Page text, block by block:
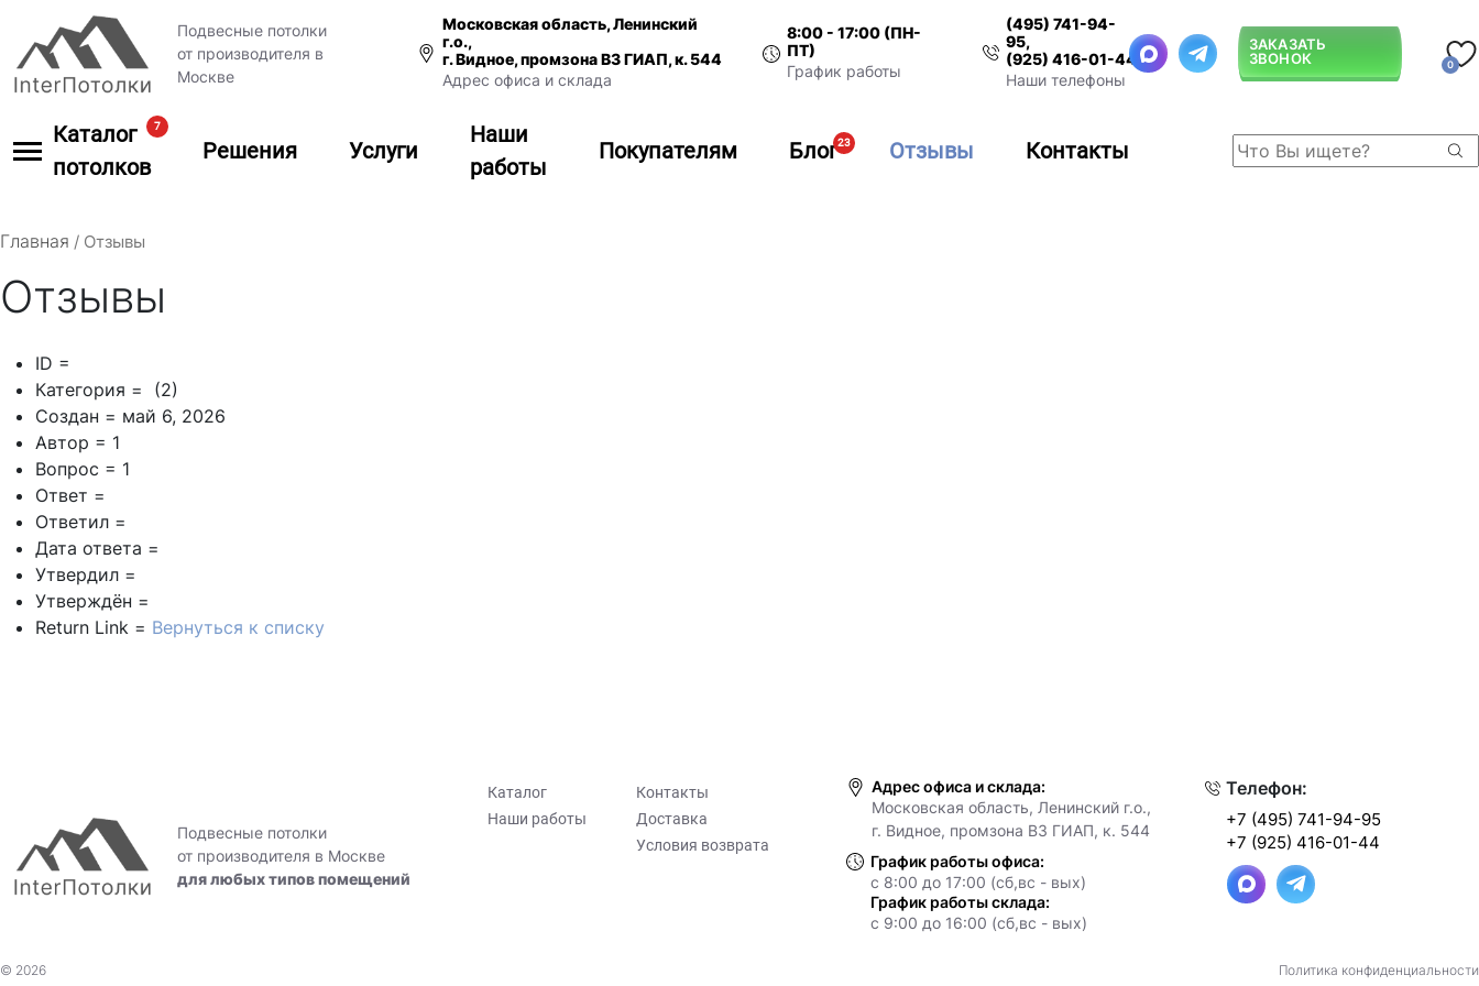
Подвесные потолки
от производителя в
Москве
Московская область, Ленинский
г.о.,
г. Видное, промзона ВЗ ГИАП, к. 544
Адрес офиса и склада
8:00 - 17:00 (ПН-
ПТ)
График работы
(495) 741-94-
95,
(925) 416-01-44
Наши телефоны
ЗАКАЗАТЬ
ЗВОНОК
0
Каталог
потолков
7
Решения Услуги
Наши
работы
Покупателям Блог23 Отзывы Контакты
Главная / Отзывы
Отзывы
ID =
Категория = (2)
Создан = май 6, 2026
Автор = 1
Вопрос = 1
Ответ =
Ответил =
Дата ответа =
Утвердил =
Утверждён =
Return Link = Вернуться к списку
Подвесные потолки
от производителя в Москве
для любых типов помещений
Каталог
Наши работы
Контакты
Доставка
Условия возврата
Адрес офиса и склада:
Московская область, Ленинский г.о.,
г. Видное, промзона ВЗ ГИАП, к. 544
График работы офиса:
с 8:00 до 17:00 (сб,вс - вых)
График работы склада:
с 9:00 до 16:00 (сб,вс - вых)
Телефон:
+7 (495) 741-94-95
+7 (925) 416-01-44
© 2026 Политика конфиденциальности